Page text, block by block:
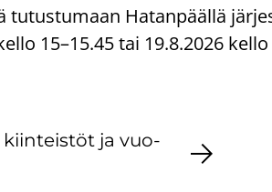
tu­tus­tu­maan Ha­tan­pääl­lä
15–15.45 tai 19.8.2026 kello
kiin­teis­töt ja vuo­